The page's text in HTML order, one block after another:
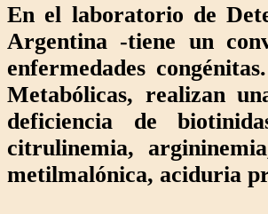
En el laboratorio de
Argentina -tiene un
enfermedades
Metabólicas, realizan
deficiencia de
citrulinemia,
metilmalónica, aciduria